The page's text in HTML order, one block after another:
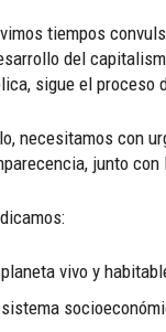
tiempos
del
sigue el proceso
necesitamos con
junto
vivo y